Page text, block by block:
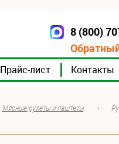
Прайс-лист Контакты
8 (800)
Мясные рулеты и паштеты •